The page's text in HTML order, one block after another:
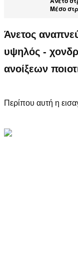
Μέσο
Άνετος
υψηλός -
ανοίξεων
Περίπου αυτή η